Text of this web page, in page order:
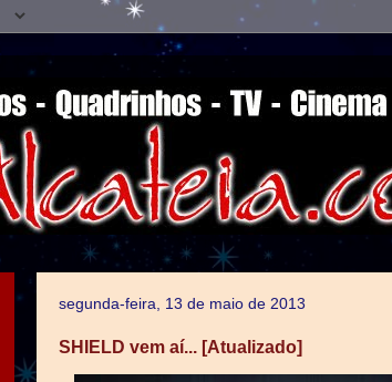
segunda-feira, 13 de maio de 2013
SHIELD vem aí... [Atualizado]